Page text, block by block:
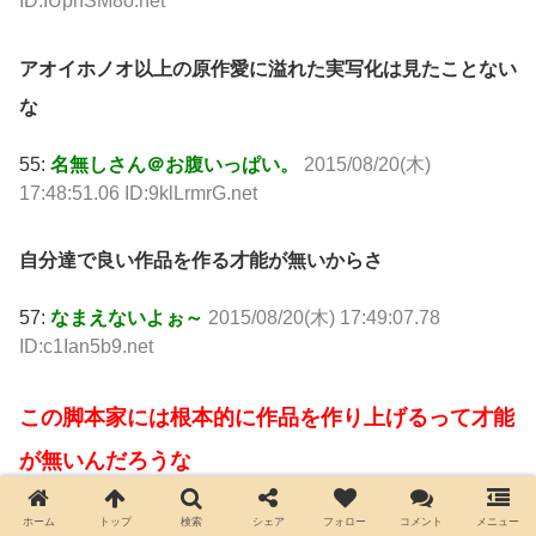
アオイホノオ以上の原作愛に溢れた実写化は見たことない
な
55: 名無しさん＠お腹いっぱい。
2015/08/20(木)
17:48:51.06 ID:9klLrmrG.net
自分達で良い作品を作る才能が無いからさ
57: なまえないよぉ～ 2015/08/20(木) 17:49:07.78
ID:c1Ian5b9.net
この脚本家には根本的に作品を作り上げるって才能
が無いんだろうな
素材が良くても味付けを間違えて全て台無しにする
ホーム トップ 検索 シェア フォロー コメント メニュー